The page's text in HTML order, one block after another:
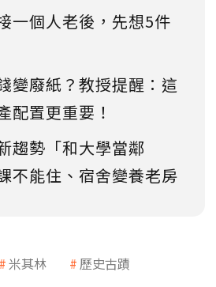
一個人老後，先想5件
變廢紙？教授提醒：這
配置更重要！
趨勢「和大學當鄰
不能住、宿舍變養老房
米其林 歷史古蹟